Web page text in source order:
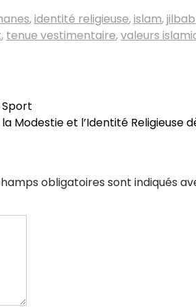
,identité religieuse,islam,
, tenue vestimentaire,valeurs
Sport
Modestie et l’Identité Religieuse
obligatoires sont indiqués